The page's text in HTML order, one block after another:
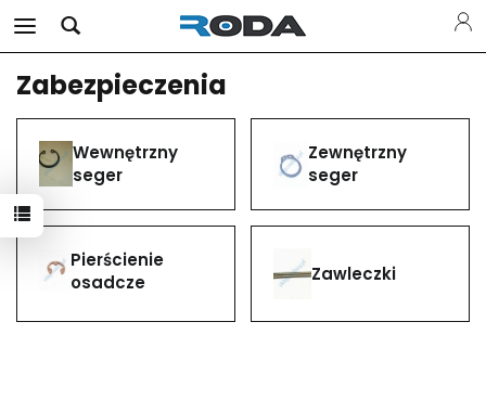
Zabezpieczenia
Wewnętrzny
seger
Zewnętrzny
seger
Pierścienie
osadcze
Zawleczki